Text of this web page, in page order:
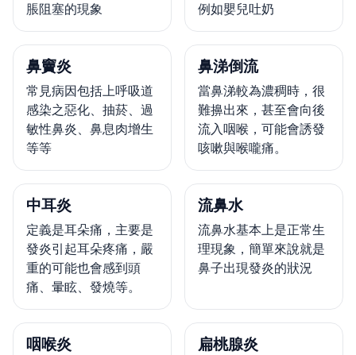
脹阻塞的現象
例如嬰兒吐奶
鼻竇炎
常見病因包括上呼吸道
感染之惡化、抽菸、過
敏性鼻炎、鼻息肉增生
等等
鼻涕倒流
當鼻涕較為濃稠時，很
難擤出來，甚至會向後
流入咽喉，可能會誘發
咳嗽與喉嚨痛。
中耳炎
定義是耳朵痛，主要是
發炎引起耳朵疼痛，嚴
重的可能也會感到頭
痛、暈眩、發燒等。
流鼻水
流鼻水基本上是正常生
理現象，簡單來說就是
鼻子出現發炎的狀況
咽喉炎 扁桃腺炎